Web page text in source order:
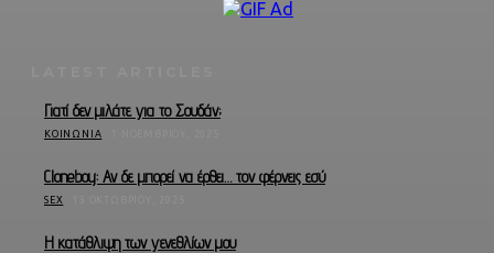
Γιατί δεν μιλάτε για το Σουδάν;
ΚΟΙΝΩΝΊΑ
Cloneboy: Αν δε μπορεί να έρθει… τον φέρνεις εσύ
SEX
Η κατάθλιψη των γενεθλίων μου